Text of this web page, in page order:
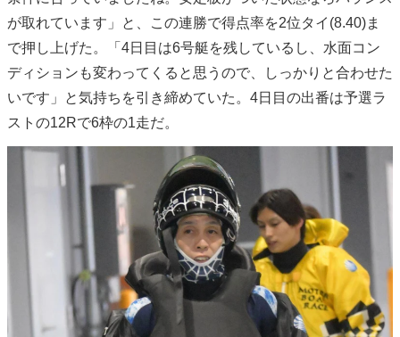
が取れています」と、この連勝で得点率を2位タイ(8.40)ま
で押し上げた。「4日目は6号艇を残しているし、水面コン
ディションも変わってくると思うので、しっかりと合わせた
いです」と気持ちを引き締めていた。4日目の出番は予選ラ
ストの12Rで6枠の1走だ。